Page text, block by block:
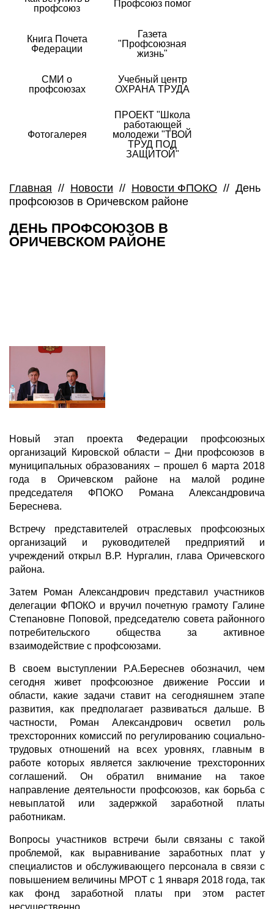
профсоюз
Профсоюз помог
Книга Почета
Федерации
Газета
"Профсоюзная
жизнь"
СМИ о
профсоюзах
Учебный центр
ОХРАНА ТРУДА
Фотогалерея
ПРОЕКТ "Школа
работающей
молодежи "ТВОЙ
ТРУД ПОД
ЗАЩИТОЙ"
Главная // Новости // Новости ФПОКО // День
профсоюзов в Оричевском районе
ДЕНЬ ПРОФСОЮЗОВ В
ОРИЧЕВСКОМ РАЙОНЕ
Новый этап проекта Федерации профсоюзных
организаций Кировской области – Дни профсоюзов в
муниципальных образованиях – прошел 6 марта 2018
года в Оричевском районе на малой родине
председателя ФПОКО Романа Александровича
Береснева.
Встречу представителей отраслевых профсоюзных
организаций и руководителей предприятий и
учреждений открыл В.Р. Нургалин, глава Оричевского
района.
Затем Роман Александрович представил участников
делегации ФПОКО и вручил почетную грамоту Галине
Степановне Поповой, председателю совета районного
потребительского общества за активное
взаимодействие с профсоюзами.
В своем выступлении Р.А.Береснев обозначил, чем
сегодня живет профсоюзное движение России и
области, какие задачи ставит на сегодняшнем этапе
развития, как предполагает развиваться дальше. В
частности, Роман Александрович осветил роль
трехсторонних комиссий по регулированию социально-
трудовых отношений на всех уровнях, главным в
работе которых является заключение трехсторонних
соглашений. Он обратил внимание на такое
направление деятельности профсоюзов, как борьба с
невыплатой или задержкой заработной платы
работникам.
Вопросы участников встречи были связаны с такой
проблемой, как выравнивание заработных плат у
специалистов и обслуживающего персонала в связи с
повышением величины МРОТ с 1 января 2018 года, так
как фонд заработной платы при этом растет
несущественно.